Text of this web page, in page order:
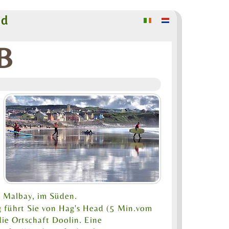
im Süden.
Sie von Hag's Head (5 Min.vom
Ortschaft Doolin. Eine